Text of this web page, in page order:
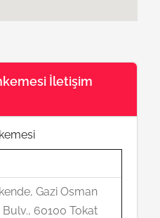
İletişim
Gazi Osman
Bulv., 60100 Tokat